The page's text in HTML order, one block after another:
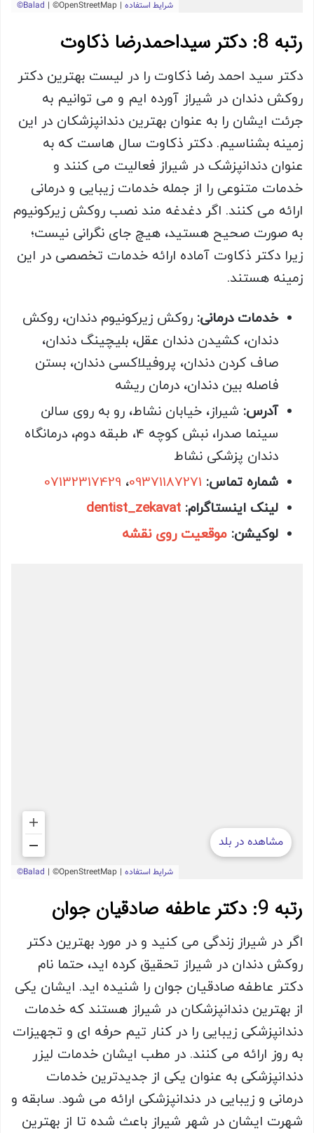
رتبه 8: دکتر سیداحمدرضا ذکاوت
دکتر سید احمد رضا ذکاوت را در لیست بهترین دکتر
روکش دندان در شیراز آورده ایم و می توانیم به
جرئت ایشان را به عنوان بهترین دندانپزشکان در این
زمینه بشناسیم. دکتر ذکاوت سال هاست که به
عنوان دندانپزشک در شیراز فعالیت می کنند و
خدمات متنوعی را از جمله خدمات زیبایی و درمانی
ارائه می کنند. اگر دغدغه مند نصب روکش زیرکونیوم
به صورت صحیح هستید، هیچ جای نگرانی نیست؛
زیرا دکتر ذکاوت آماده ارائه خدمات تخصصی در این
زمینه هستند.
خدمات درمانی: روکش زیرکونیوم دندان، روکش
دندان، کشیدن دندان عقل، بلیچینگ دندان،
صاف کردن دندان، پروفیلاکسی دندان، بستن
فاصله بین دندان، درمان ریشه
آدرس: شیراز، خیابان نشاط، رو به روی سالن
سینما صدرا، نبش کوچه 4، طبقه دوم، درمانگاه
دندان پزشکی نشاط
شماره تماس: 09371187271، 07132317429
لینک اینستاگرام: dentist_zekavat
لوکیشن: موقعیت روی نقشه
رتبه 9: دکتر عاطفه صادقیان جوان
اگر در شیراز زندگی می کنید و در مورد بهترین دکتر
روکش دندان در شیراز تحقیق کرده اید، حتما نام
دکتر عاطفه صادقیان جوان را شنیده اید. ایشان یکی
از بهترین دندانپزشکان در شیراز هستند که خدمات
دندانپزشکی زیبایی را در کنار تیم حرفه ای و تجهیزات
به روز ارائه می کنند. در مطب ایشان خدمات لیزر
دندانپزشکی به عنوان یکی از جدیدترین خدمات
درمانی و زیبایی در دندانپزشکی ارائه می شود. سابقه و
شهرت ایشان در شهر شیراز باعث شده تا از بهترین